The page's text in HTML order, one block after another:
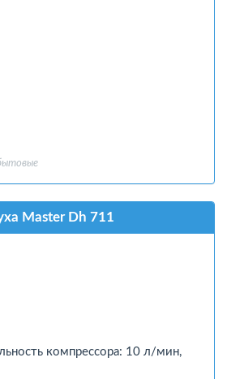
Master Dh 711
компрессора: 10 л/мин,